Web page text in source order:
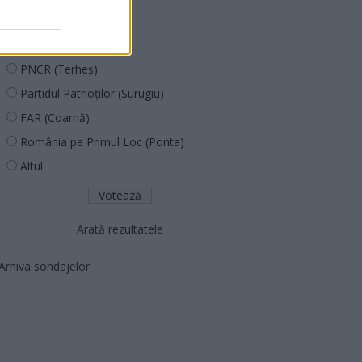
PNCR (Terheș)
Partidul Patrioților (Surugiu)
FAR (Coarnă)
România pe Primul Loc (Ponta)
Altul
Arată rezultatele
sondajelor